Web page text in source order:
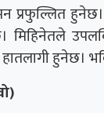
प्रफुल्लित
मिहिनेतले
हुनेछ।